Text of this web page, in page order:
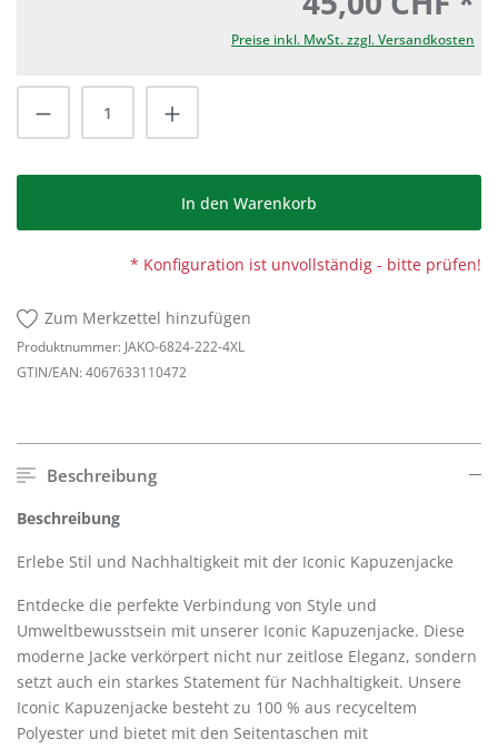
Preise inkl. MwSt. zzgl. Versandkosten
Produkt Anzahl: Gib den gewünschten
In den Warenkorb
* Konfiguration ist unvollständig - bitte prüfen!
Zum Merkzettel hinzufügen
Produktnummer: JAKO-6824-222-4XL
GTIN/EAN: 4067633110472
Beschreibung
Beschreibung
Erlebe Stil und Nachhaltigkeit mit der Iconic Kapuzenjacke
Entdecke die perfekte Verbindung von Style und
Umweltbewusstsein mit unserer Iconic Kapuzenjacke. Diese
moderne Jacke verkörpert nicht nur zeitlose Eleganz, sondern
setzt auch ein starkes Statement für Nachhaltigkeit. Unsere
Iconic Kapuzenjacke besteht zu 100 % aus recyceltem
Polyester und bietet mit den Seitentaschen mit